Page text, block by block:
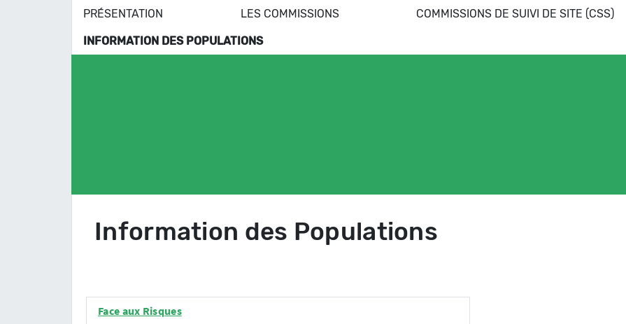
PRÉSENTATION LES COMMISSIONS COMMISSIONS DE SUIVI DE SITE (CSS)
INFORMATION DES POPULATIONS
Information des Populations
Face aux Risques